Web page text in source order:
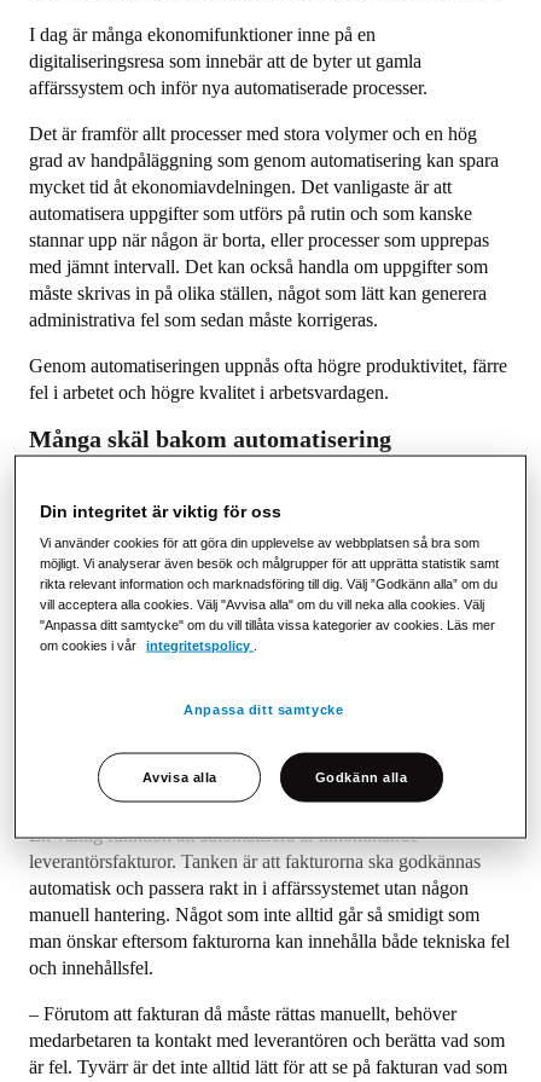
I dag är många ekonomifunktioner inne på en
digitaliseringsresa som innebär att de byter ut gamla
affärssystem och inför nya automatiserade processer.
Det är framför allt processer med stora volymer och en hög
grad av handpåläggning som genom automatisering kan spara
mycket tid åt ekonomiavdelningen. Det vanligaste är att
automatisera uppgifter som utförs på rutin och som kanske
stannar upp när någon är borta, eller processer som upprepas
med jämnt intervall. Det kan också handla om uppgifter som
måste skrivas in på olika ställen, något som lätt kan generera
administrativa fel som sedan måste korrigeras.
Genom automatiseringen uppnås ofta högre produktivitet, färre
fel i arbetet och högre kvalitet i arbetsvardagen.
Många skäl bakom automatisering
och i stället låta robotar göra jobbet. Nej, ekonomernas jobb
kommer inte att försvinna, däremot är målet att de ska få mer
tid över för värdeskapande aktiviteter. Det handlar helt enkelt
om att använda resurserna mer effektivt.
Allt detta sammantaget ger lägre kostnader och bidrar till att
uppgifterna och får i stället möjlighet att jobba mer proaktivt
Manuell hantering trots automatisering
En vanlig funktion att automatisera är inkommande
leverantörsfakturor. Tanken är att fakturorna ska godkännas
automatisk och passera rakt in i affärssystemet utan någon
manuell hantering. Något som inte alltid går så smidigt som
man önskar eftersom fakturorna kan innehålla både tekniska fel
och innehållsfel.
– Förutom att fakturan då måste rättas manuellt, behöver
medarbetaren ta kontakt med leverantören och berätta vad som
är fel. Tyvärr är det inte alltid lätt för att se på fakturan vad som
Din integritet är viktig för oss
Vi använder cookies för att göra din upplevelse av webbplatsen så bra som
möjligt. Vi analyserar även besök och målgrupper för att upprätta statistik samt
rikta relevant information och marknadsföring till dig. Välj ”Godkänn alla” om du
vill acceptera alla cookies. Välj "Avvisa alla" om du vill neka alla cookies. Välj
"Anpassa ditt samtycke" om du vill tillåta vissa kategorier av cookies. Läs mer
om cookies i vår
integritetspolicy
Anpassa ditt samtycke
Avvisa alla Godkänn alla